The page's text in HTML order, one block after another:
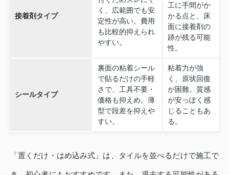
接着剤タイプ
く、広範囲でも安
定性が高い。費用
も比較的抑えられ
やすい。
工に手間がか
かる点と、床
面に接着剤の
跡が残る可能
性。
シールタイプ
裏面の粘着シール
で貼るだけの手軽
さで、工具不要・
価格も抑えめ。薄
型で段差を抑えや
すい。
粘着力が強
く、原状回復
が困難。質感
が安っぽく感
じることもあ
る。
「置くだけ・はめ込み式」は、タイルを並べるだけで施工で